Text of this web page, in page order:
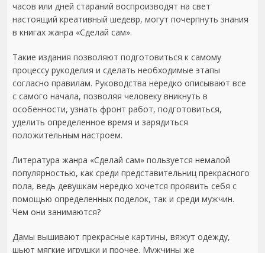
часов или дней стараний воспроизводят на свет
настоящий креативный шедевр, могут почерпнуть знания
в книгах жанра «Сделай сам».
Такие издания позволяют подготовиться к самому
процессу рукоделия и сделать необходимые этапы
согласно правилам. Руководства нередко описывают все
с самого начала, позволяя человеку вникнуть в
особенности, узнать фронт работ, подготовиться,
уделить определенное время и зарядиться
положительным настроем.
Литература жанра «Сделай сам» пользуется немалой
популярностью, как среди представительниц прекрасного
пола, ведь девушкам нередко хочется проявить себя с
помощью определенных поделок, так и среди мужчин.
Чем они занимаются?
Дамы вышивают прекрасные картины, вяжут одежду,
шьют мягкие игрушки и прочее. Мужчины же